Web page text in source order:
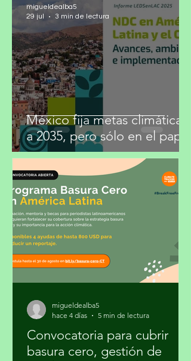
México fija metas climáticas
a 2035, pero sólo en el papel
migueldealba5
29 jul
3 min de lectura
migueldealba5
hace 4 días
5 min de lectura